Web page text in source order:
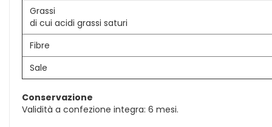
Grassi
di cui acidi grassi saturi
Fibre
Sale
Conservazione
Validità a confezione integra: 6 mesi.